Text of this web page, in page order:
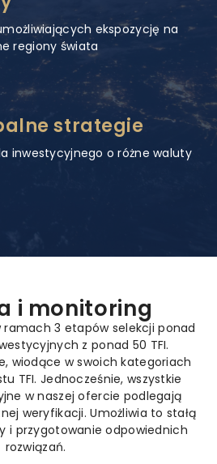
ekspozycję na
regiony świata
strategie
inwestycyjnego o różne waluty
i monitoring
ramach 3 etapów selekcji ponad
z ponad 50 TFI.
wiodące w swoich kategoriach
TFI. Jednocześnie, wszystkie
w naszej ofercie podlegają
weryfikacji. Umożliwia to stałą
i przygotowanie odpowiednich
rozwiązań.